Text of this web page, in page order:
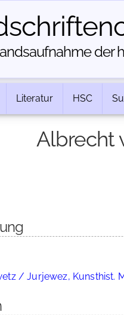
der
Literatur HSC
Albrecht
/ Jurjewez, Kunsthist.